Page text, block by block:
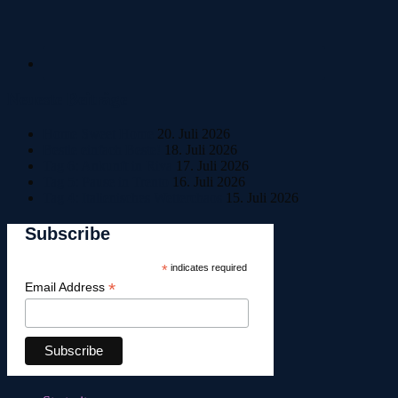
20. Juli 2026
18. Juli 2026
17. Juli 2026
16. Juli 2026
15. Juli 2026
Subscribe
*indicates required
Email Address *